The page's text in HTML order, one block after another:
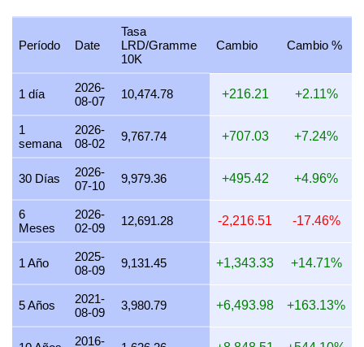
29 julio 2026 306,376.82 9,850.01 9,850,014.82
28 julio 2026 304,309.89 9,783.56 9,783,562.85
27 julio 2026 308,963.01 9,933.16 9,933,160.78
26 julio 2026 305,665.47 9,827.14 9,827,144.99
25 julio 2026 305,665.47 9,827.14 9,827,144.99
24 julio 2026 306,709.92 9,860.72
23 julio 2026 305,603.57 9,825.15 9,825,154.74
22 julio 2026 313,151.47 10,067.82 10,067,819.78
21 julio 2026 306,761.79 9,862.39
20 julio 2026 301,911.68 9,706.46
19 julio 2026 302,750.06 9,733.41 9,733,414.55
18 julio 2026 302,750.06 9,733.41
Período Date
Tasa
LRD/Gramme
10K
Cambio Cambio %
1 día
2026-
08-07
10,474.78 +216.21 +2.11%
1
semana
2026-
08-02
9,767.74 +707.03 +7.24%
30 Días
2026-
07-10
9,979.36 +495.42 +4.96%
6
Meses
2026-
02-09
12,691.28 -2,216.51 -17.46%
1 Año
2025-
08-09
9,131.45 +1,343.33 +14.71%
5 Años
2021-
08-09
3,980.79 +6,493.98 +163.13%
2016-